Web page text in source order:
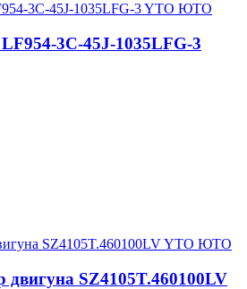
3C-45J-1035LFG-3
двигуна SZ4105T.460100LV